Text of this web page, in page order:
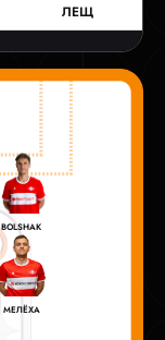
ЛЕЩ
BOLSHAK
МЕЛЁХА